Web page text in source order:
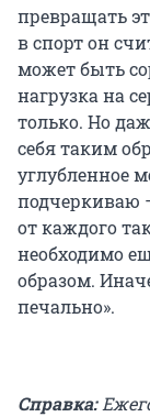
превращать
в спорт он
может быть
нагрузка на
только. Но
себя таким
углубленное
подчеркиваю
от каждого
необходимо
образом.
печально».
Справка: